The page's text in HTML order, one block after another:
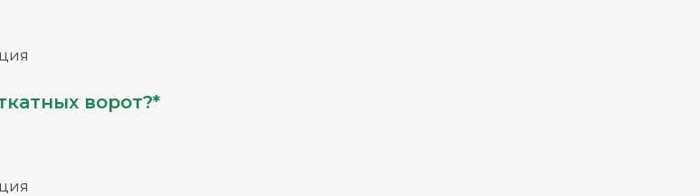
ворот?*